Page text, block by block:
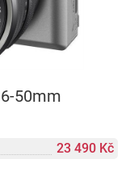
50mm
23 490 Kč